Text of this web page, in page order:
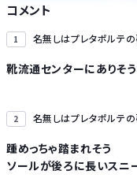
コメント
1 名無しはプレタポルテ
靴流通センターにありそ
2 名無しはプレタポルテ
踵めっちゃ踏まれそう
ソールが後ろに長いスニ